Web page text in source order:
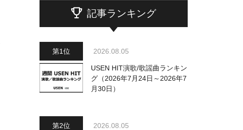
記事ランキング
2026.08.05
USEN HIT演歌/歌謡曲ランキン
グ（2026年7月24日～2026年7
月30日）
2026.08.05